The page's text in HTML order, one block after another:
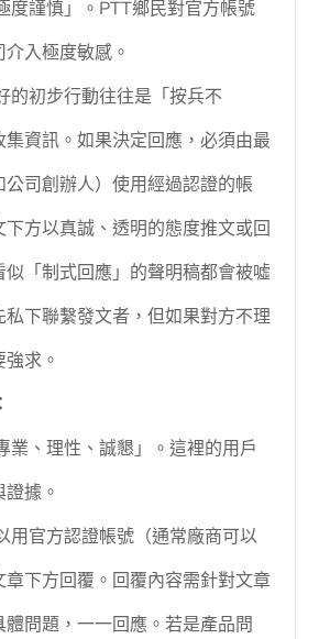
度謹慎」。PTT鄉民對官方帳號
入極度敏感。
的初步行動往往是「按兵不
集資訊。如果決定回應，必須由最
公司創辦人）使用經過認證的帳
下方以真誠、透明的態度推文或回
似「制式回應」的聲明稿都會被噓
私下聯繫發文者，但如果對方不理
求。
業、理性、誠懇」。這裡的用戶
據。
用官方認證帳號（通常廠商可以
章下方回覆。回覆內容需針對文章
體問題，一一回應。若是產品問